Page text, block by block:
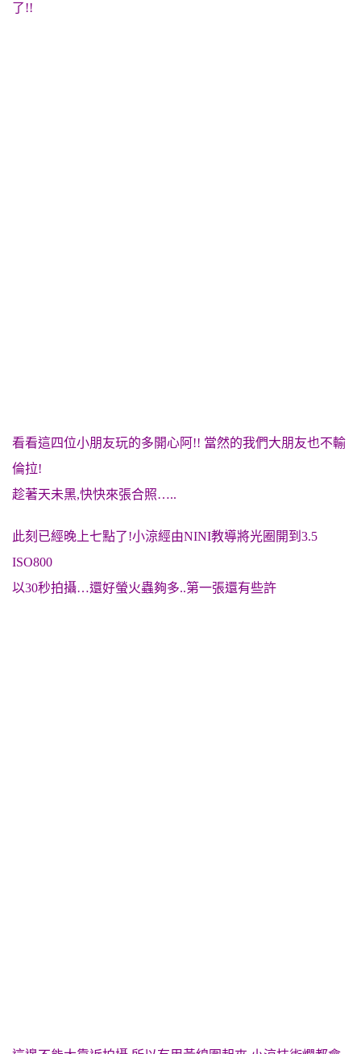
了!!
看看這四位小朋友玩的多開心阿!! 當然的我們大朋友也不輸
倫拉!
趁著天未黑,快快來張合照…..
此刻已經晚上七點了!小涼經由NINI教導將光圈開到3.5
ISO800
以30秒拍攝…還好螢火蟲夠多..第一張還有些許